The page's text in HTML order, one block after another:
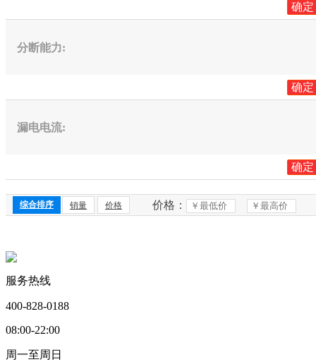
确定
分断能力:
确定
漏电电流:
确定
综合排序 销量 价格 价格：
服务热线
400-828-0188
08:00-22:00
周一至周日